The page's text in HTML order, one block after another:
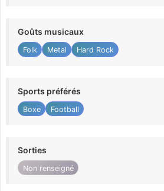
Goûts musicaux
Folk Metal Hard Rock
Sports préférés
Boxe Football
Sorties
Non renseigné